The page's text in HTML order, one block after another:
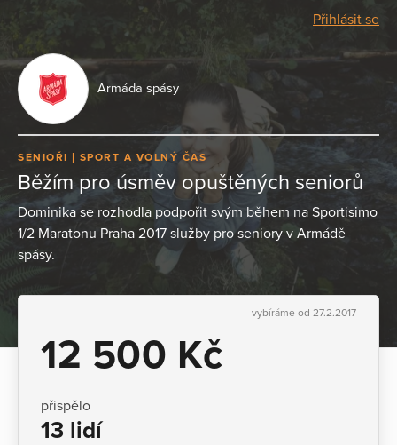
Přihlásit se
Armáda spásy
SENIOŘI SPORT A VOLNÝ ČAS
Běžím pro úsměv opuštěných seniorů
Dominika se rozhodla podpořit svým během na Sportisimo
1/2 Maratonu Praha 2017 služby pro seniory v Armádě
spásy.
vybíráme od 27.2.2017
12 500 Kč
přispělo
13 lidí